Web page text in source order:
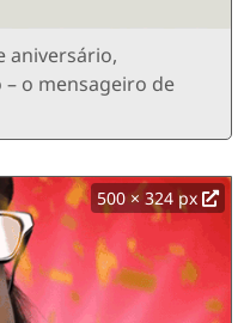
aniversário,
o mensageiro de
500 × 324 px